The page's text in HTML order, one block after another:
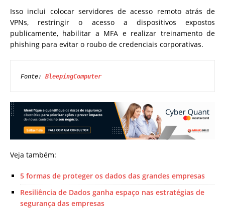
Isso inclui colocar servidores de acesso remoto atrás de
VPNs, restringir o acesso a dispositivos expostos
publicamente, habilitar a MFA e realizar treinamento de
phishing para evitar o roubo de credenciais corporativas.
Fonte: BleepingComputer
Veja também:
5 formas de proteger os dados das grandes empresas
Resiliência de Dados ganha espaço nas estratégias de
segurança das empresas